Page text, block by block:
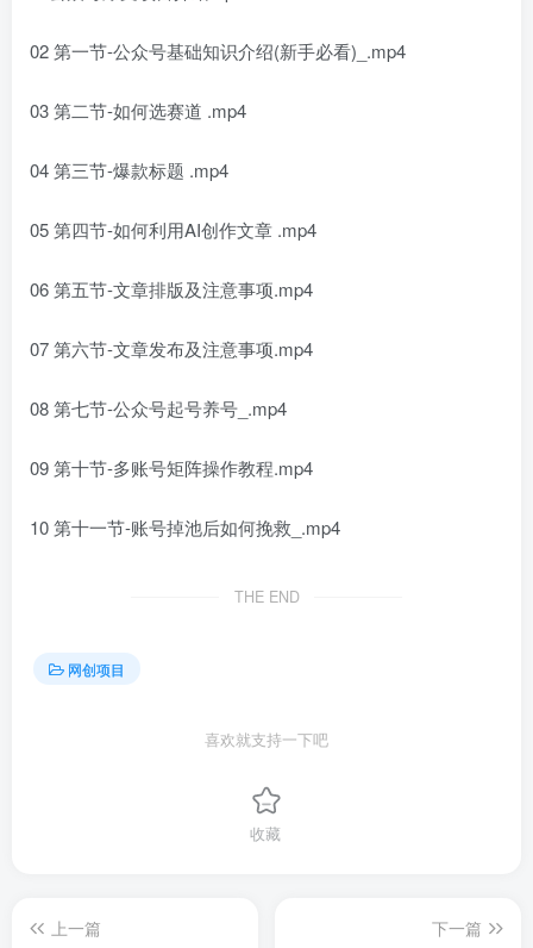
02 第一节-公众号基础知识介绍(新手必看)_.mp4
03 第二节-如何选赛道 .mp4
04 第三节-爆款标题 .mp4
05 第四节-如何利用AI创作文章 .mp4
06 第五节-文章排版及注意事项.mp4
07 第六节-文章发布及注意事项.mp4
08 第七节-公众号起号养号_.mp4
09 第十节-多账号矩阵操作教程.mp4
10 第十一节-账号掉池后如何挽救_.mp4
THE END
网创项目
喜欢就支持一下吧
收藏
上一篇
下一篇